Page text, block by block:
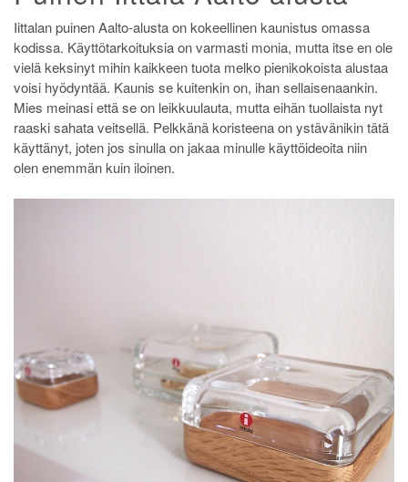
Iittalan puinen Aalto-alusta on kokeellinen kaunistus omassa
kodissa. Käyttötarkoituksia on varmasti monia, mutta itse en ole
vielä keksinyt mihin kaikkeen tuota melko pienikokoista alustaa
voisi hyödyntää. Kaunis se kuitenkin on, ihan sellaisenaankin.
Mies meinasi että se on leikkuulauta, mutta eihän tuollaista nyt
raaski sahata veitsellä. Pelkkänä koristeena on ystävänikin tätä
käyttänyt, joten jos sinulla on jakaa minulle käyttöideoita niin
olen enemmän kuin iloinen.